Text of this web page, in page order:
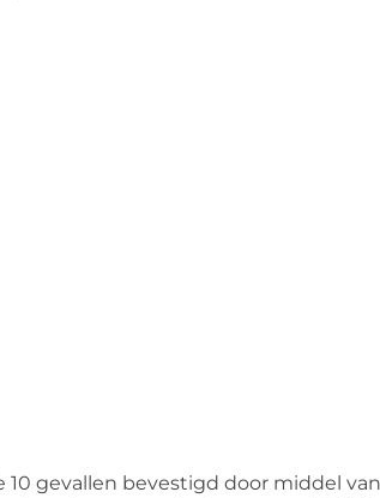
10 gevallen bevestigd door middel